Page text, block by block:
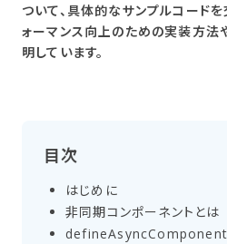
ついて、具体的なサンプルコード
ォーマンス向上のための実装方法
明しています。
目次
はじめに
非同期コンポーネントとは
defineAsyncComponent